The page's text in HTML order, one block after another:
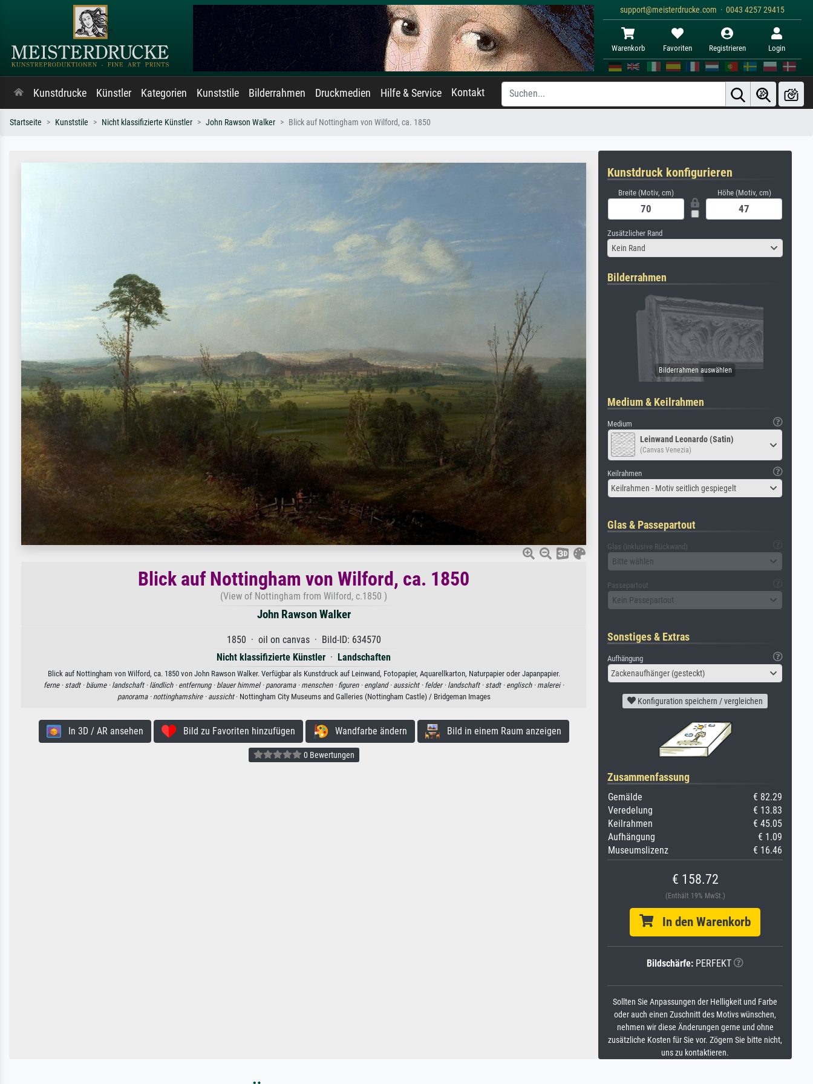
support@meisterdrucke.com · 0043 4257 29415
Warenkorb Favoriten Registrieren Login
Kunstdrucke Künstler Kategorien Kunststile Bilderrahmen Druckmedien Hilfe & Service Kontakt
Startseite Kunststile Nicht klassifizierte Künstler John Rawson Walker Blick auf Nottingham von Wilford, ca. 1850
Blick auf Nottingham von Wilford, ca. 1850
(View of Nottingham from Wilford, c.1850 )
John Rawson Walker
1850 · oil on canvas · Bild-ID: 634570
Nicht klassifizierte Künstler · Landschaften
Blick auf Nottingham von Wilford, ca. 1850 von John Rawson Walker. Verfügbar als Kunstdruck auf Leinwand, Fotopapier, Aquarellkarton, Naturpapier oder Japanpapier.
ferne · stadt · bäume · landschaft · ländlich · entfernung · blauer himmel · panorama · menschen · figuren · england · aussicht · felder · landschaft · stadt · englisch · malerei ·
panorama · nottinghamshire · aussicht· Nottingham City Museums and Galleries (Nottingham Castle) / Bridgeman Images
In 3D / AR ansehen Bild zu Favoriten hinzufügen Wandfarbe ändern Bild in einem Raum anzeigen
0 Bewertungen
Kunstdruck konfigurieren
Breite (Motiv, cm) Höhe (Motiv, cm)
Zusätzlicher Rand
Kein Rand
Bilderrahmen
Medium & Keilrahmen
Medium
Leinwand Leonardo (Satin)
(Canvas Venezia)
Keilrahmen
Keilrahmen - Motiv seitlich gespiegelt
Glas & Passepartout
Glas (inklusive Rückwand)
Bitte wählen
Passepartout
Kein Passepartout
Sonstiges & Extras
Aufhängung
Zackenaufhänger (gesteckt)
Konfiguration speichern / vergleichen
Zusammenfassung
Gemälde
€ 82.29
Veredelung
€ 13.83
Keilrahmen
€ 45.05
Aufhängung
€ 1.09
Museumslizenz
€ 16.46
€ 158.72
(Enthält 19% MwSt.)
In den Warenkorb
Bildschärfe: PERFEKT
Sollten Sie Anpassungen der Helligkeit und Farbe
oder auch einen Zuschnitt des Motivs wünschen,
nehmen wir diese Änderungen gerne und ohne
zusätzliche Kosten für Sie vor. Zögern Sie bitte nicht,
uns zu kontaktieren.